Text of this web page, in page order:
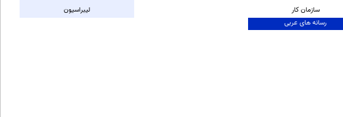
سازمان کار
لیبراسیون
رسانه های عربی